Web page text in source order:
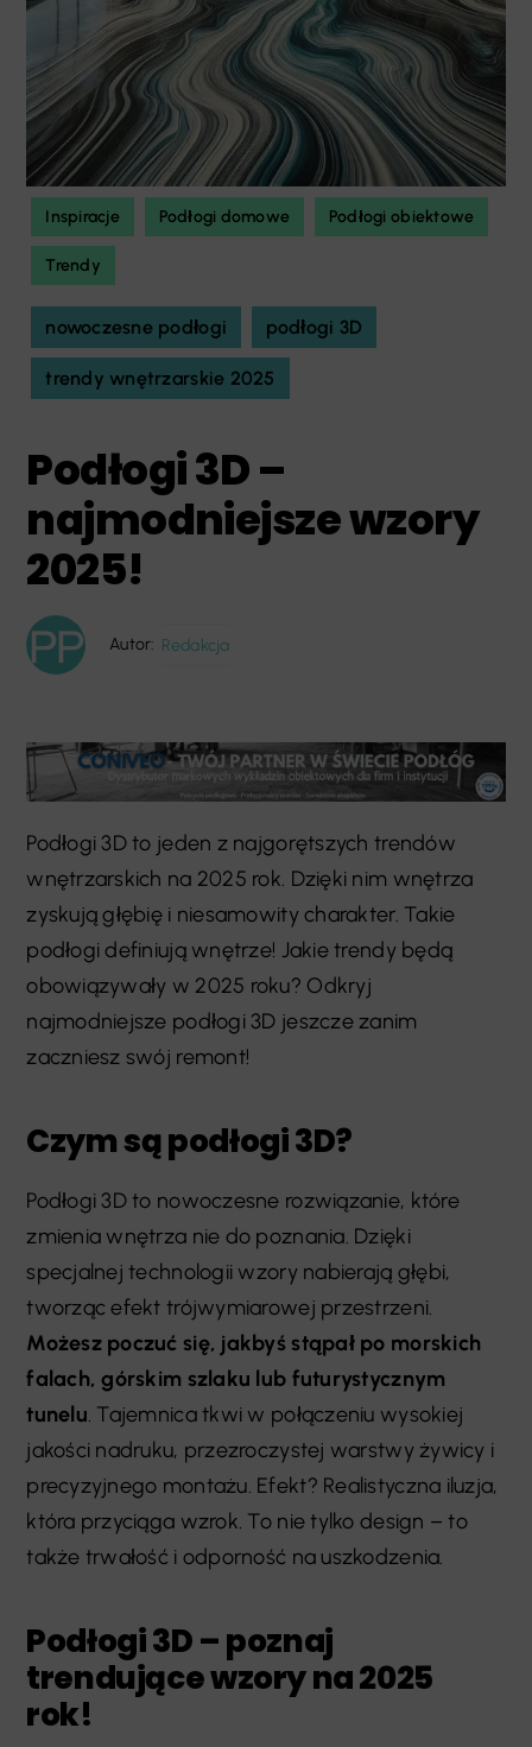
Inspiracje Podłogi domowe Podłogi obiektowe
Trendy
nowoczesne podłogi podłogi 3D
trendy wnętrzarskie 2025
Podłogi 3D –
najmodniejsze wzory
2025!
Autor: Redakcja
Podłogi 3D to jeden z najgorętszych trendów
wnętrzarskich na 2025 rok. Dzięki nim wnętrza
zyskują głębię i niesamowity charakter. Takie
podłogi definiują wnętrze! Jakie trendy będą
obowiązywały w 2025 roku? Odkryj
najmodniejsze podłogi 3D jeszcze zanim
zaczniesz swój remont!
Czym są podłogi 3D?
Podłogi 3D to nowoczesne rozwiązanie, które
zmienia wnętrza nie do poznania. Dzięki
specjalnej technologii wzory nabierają głębi,
tworząc efekt trójwymiarowej przestrzeni.
Możesz poczuć się, jakbyś stąpał po morskich
falach, górskim szlaku lub futurystycznym
tunelu. Tajemnica tkwi w połączeniu wysokiej
jakości nadruku, przezroczystej warstwy żywicy i
precyzyjnego montażu. Efekt? Realistyczna iluzja,
która przyciąga wzrok. To nie tylko design – to
także trwałość i odporność na uszkodzenia.
Podłogi 3D – poznaj
trendujące wzory na 2025
rok!